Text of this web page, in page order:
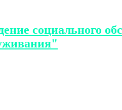
социального